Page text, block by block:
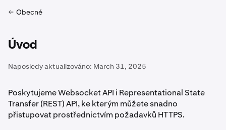
Obecné
Úvod
Naposledy aktualizováno: March 31, 2025
Poskytujeme Websocket API i Representational State
Transfer (REST) API, ke kterým můžete snadno
přistupovat prostřednictvím požadavků HTTPS.